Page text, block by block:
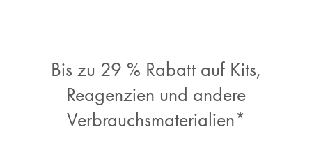
Bis zu 29 % Rabatt auf Kits,
Reagenzien und andere
Verbrauchsmaterialien*